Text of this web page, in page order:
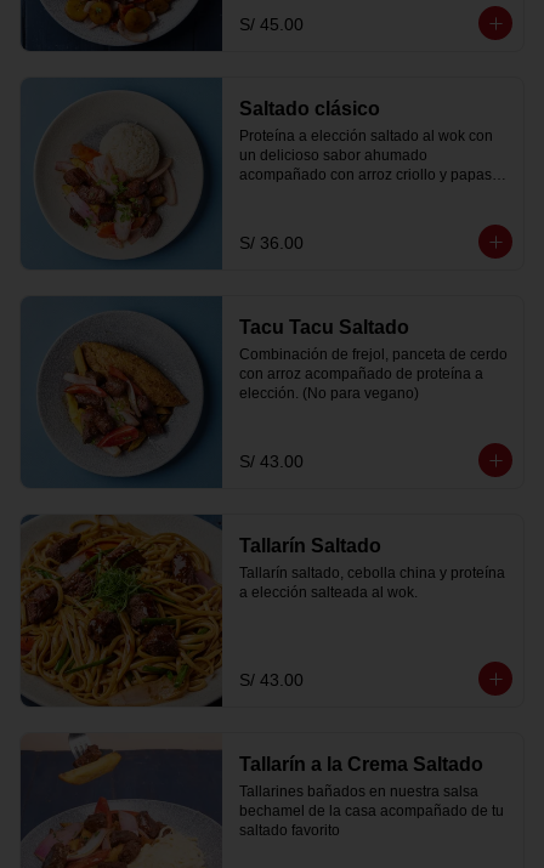
S/ 45.00
Saltado clásico
Proteína a elección saltado al wok con
un delicioso sabor ahumado
acompañado con arroz criollo y papas
S/ 36.00
Tacu Tacu Saltado
Combinación de frejol, panceta de cerdo
con arroz acompañado de proteína a
elección. (No para vegano)
S/ 43.00
Tallarín Saltado
Tallarín saltado, cebolla china y proteína
a elección salteada al wok.
S/ 43.00
Tallarín a la Crema Saltado
Tallarines bañados en nuestra salsa
bechamel de la casa acompañado de tu
saltado favorito